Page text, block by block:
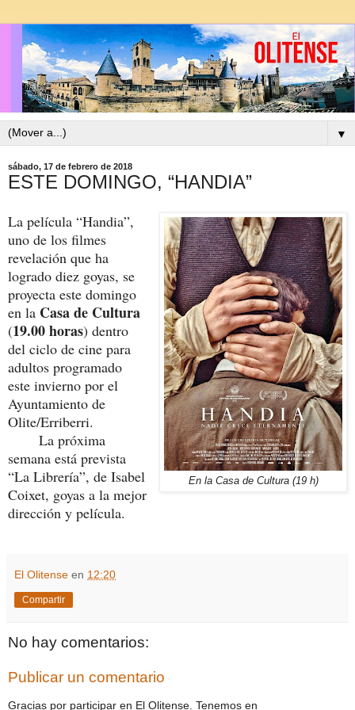
▼
sábado, 17 de febrero de 2018
ESTE DOMINGO, “HANDIA”
En la Casa de Cultura (19 h)
La película “Handia”,
uno de los filmes
revelación que ha
logrado diez goyas, se
proyecta este domingo
en la Casa de Cultura
(19.00 horas) dentro
del ciclo de cine para
adultos programado
este invierno por el
Ayuntamiento de
Olite/Erriberri.
La próxima
semana está prevista
“La Librería”, de Isabel
Coixet, goyas a la mejor
dirección y película.
El Olitense en 12:20
Compartir
No hay comentarios:
Publicar un comentario
Gracias por participar en El Olitense. Tenemos en